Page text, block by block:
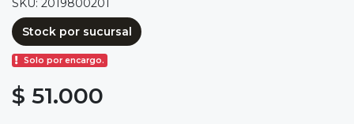
SKU: 2019800201
Stock por sucursal
Solo por encargo.
$ 51.000